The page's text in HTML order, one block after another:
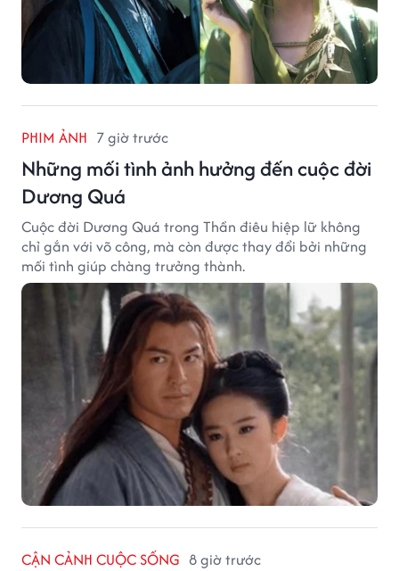
PHIM ẢNH 7 giờ trước
Những mối tình ảnh hưởng đến cuộc đời
Dương Quá
Cuộc đời Dương Quá trong Thần điêu hiệp lữ không
chỉ gắn với võ công, mà còn được thay đổi bởi những
mối tình giúp chàng trưởng thành.
CẬN CẢNH CUỘC SỐNG 8 giờ trước